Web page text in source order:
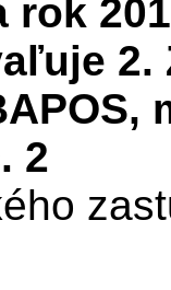
rok
2